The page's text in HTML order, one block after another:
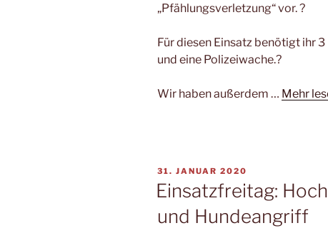
„Pfählungsverletzung“ vor. ?
Für diesen Einsatz benötigt ihr
und eine Polizeiwache.?
Wir haben außerdem … Mehr
VERÖFFENTLICHT
AM
31. JANUAR 2020
Einsatzfreitag:
und Hundeangriff